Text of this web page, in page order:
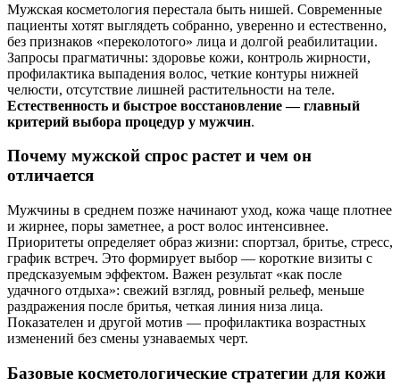
Мужская косметология перестала быть нишей. Современные
пациенты хотят выглядеть собранно, уверенно и естественно,
без признаков «переколотого» лица и долгой реабилитации.
Запросы прагматичны: здоровье кожи, контроль жирности,
профилактика выпадения волос, четкие контуры нижней
челюсти, отсутствие лишней растительности на теле.
Естественность и быстрое восстановление — главный
критерий выбора процедур у мужчин.
Почему мужской спрос растет и чем он
отличается
Мужчины в среднем позже начинают уход, кожа чаще плотнее
и жирнее, поры заметнее, а рост волос интенсивнее.
Приоритеты определяет образ жизни: спортзал, бритье, стресс,
график встреч. Это формирует выбор — короткие визиты с
предсказуемым эффектом. Важен результат «как после
удачного отдыха»: свежий взгляд, ровный рельеф, меньше
раздражения после бритья, четкая линия низа лица.
Показателен и другой мотив — профилактика возрастных
изменений без смены узнаваемых черт.
Базовые косметологические стратегии для кожи